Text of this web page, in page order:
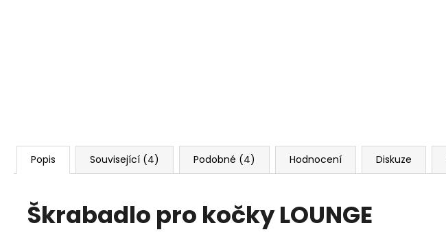
Popis Související (4) Podobné (4) Hodnocení Diskuze
Škrabadlo pro kočky LOUNGE